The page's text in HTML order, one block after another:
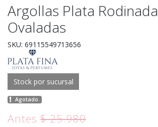
Argollas Plata Rodinada
Ovaladas
SKU: 69115549713656
Stock por sucursal
Agotado.
Antes$ 25.980